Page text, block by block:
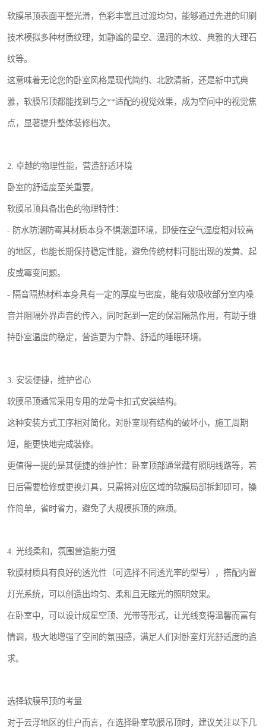
软膜吊顶表面平整光滑，色彩丰富且过渡均匀，能够通过先进的印刷
技术模拟多种材质纹理，如静谧的星空、温润的木纹、典雅的大理石
纹等。
这意味着无论您的卧室风格是现代简约、北欧清新，还是新中式典
雅，软膜吊顶都能找到与之**适配的视觉效果，成为空间中的视觉焦
点，显著提升整体装修档次。
2. 卓越的物理性能，营造舒适环境
卧室的舒适度至关重要。
软膜吊顶具备出色的物理特性：
- 防水防潮防霉其材质本身不惧潮湿环境，即使在空气湿度相对较高
的地区，也能长期保持稳定性能，避免传统材料可能出现的发黄、起
皮或霉变问题。
- 隔音隔热材料本身具有一定的厚度与密度，能有效吸收部分室内噪
音并阻隔外界声音的传入，同时起到一定的保温隔热作用，有助于维
持卧室温度的稳定，营造更为宁静、舒适的睡眠环境。
3. 安装便捷，维护省心
软膜吊顶通常采用专用的龙骨卡扣式安装结构。
这种安装方式工序相对简化，对卧室现有结构的破坏小，施工周期
短，能更快地完成装修。
更值得一提的是其便捷的维护性：卧室顶部通常藏有照明线路等，若
日后需要检修或更换灯具，只需将对应区域的软膜局部拆卸即可，操
作简单，省时省力，避免了大规模拆顶的麻烦。
4. 光线柔和，氛围营造能力强
软膜材质具有良好的透光性（可选择不同透光率的型号），搭配内置
灯光系统，可以创造出均匀、柔和且无眩光的照明效果。
在卧室中，可以设计成星空顶、光带等形式，让光线变得温馨而富有
情调，极大地增强了空间的氛围感，满足人们对卧室灯光舒适度的追
求。
选择软膜吊顶的考量
对于云浮地区的住户而言，在选择卧室软膜吊顶时，建议关注以下几